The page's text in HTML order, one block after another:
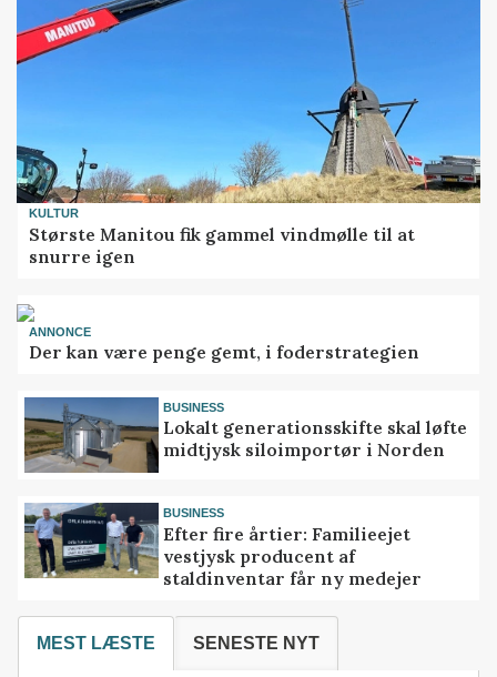
KULTUR
Største Manitou fik gammel vindmølle til at
snurre igen
ANNONCE
Der kan være penge gemt, i foderstrategien
BUSINESS
Lokalt generationsskifte skal løfte
midtjysk siloimportør i Norden
BUSINESS
Efter fire årtier: Familieejet
vestjysk producent af
staldinventar får ny medejer
MEST LÆSTE SENESTE NYT